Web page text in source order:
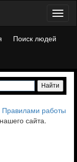
Поиск людей
Правилами работы
нашего сайта.